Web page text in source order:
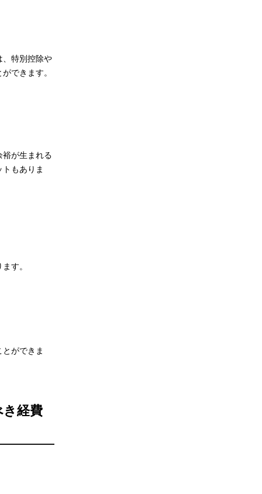
、特別控除や
できます。
が生まれる
もありま
す。
ができま
経費